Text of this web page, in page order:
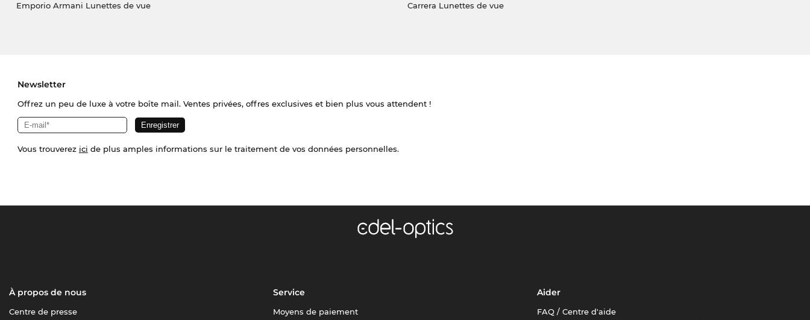
Emporio Armani Lunettes de vue
Carrera Lunettes de vue
Newsletter
Offrez un peu de luxe à votre boîte mail. Ventes privées, offres exclusives et bien plus vous attendent !
Vous trouverez ici de plus amples informations sur le traitement de vos données personnelles.
À propos de nous
Centre de presse
Service
Moyens de paiement
Aider
FAQ / Centre d'aide